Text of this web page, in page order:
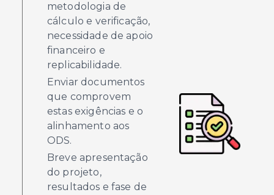
metodologia de
cálculo e verificação,
necessidade de apoio
financeiro e
replicabilidade.
Enviar documentos
que comprovem
estas exigências e o
alinhamento aos
ODS.
Breve apresentação
do projeto,
resultados e fase de